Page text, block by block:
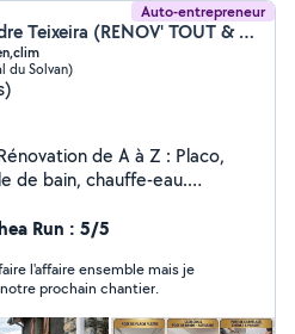
Auto-entrepreneur
Carlos Alexandre Teixeira (RENOV' TOUT & TECHNIC CLIM)
du Solvan)
de A à Z : Placo,
de bain, chauffe-eau.
pompe à chaleur,
Travail soigné et de qualité
à 40km aux alentours
pour toute demande
Run : 5/5
l'affaire ensemble mais je
prochain chantier.